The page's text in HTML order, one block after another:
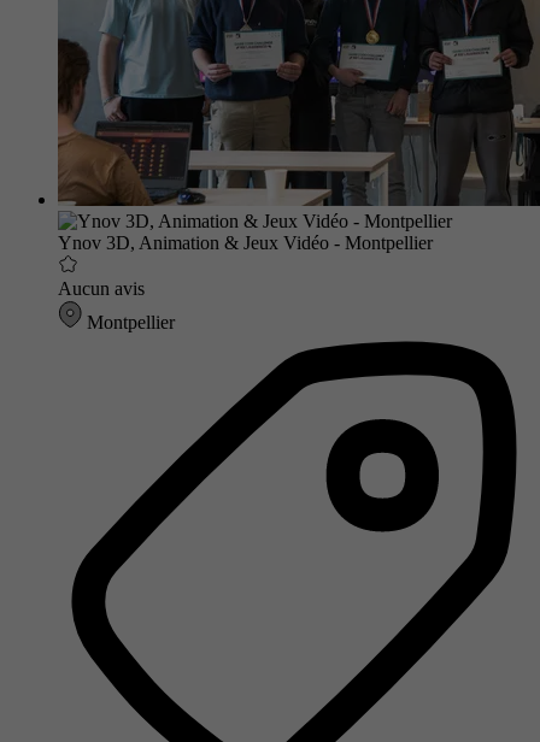
Ynov 3D, Animation & Jeux Vidéo - Montpellier
Aucun avis
Montpellier